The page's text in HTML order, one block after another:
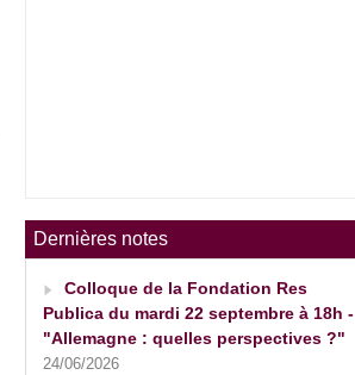
Dernières notes
Colloque de la Fondation Res
Publica du mardi 22 septembre à 18h -
"Allemagne : quelles perspectives ?"
24/06/2026